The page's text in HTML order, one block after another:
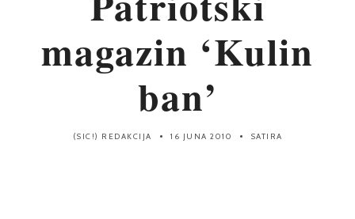
magazin ‘Kulin
ban’
(SIC!) REDAKCIJA 16 JUNA 2010 SATIRA